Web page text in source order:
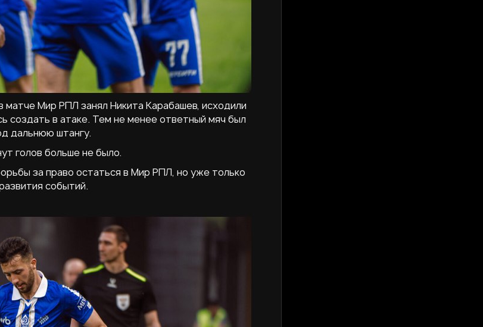
Мир РПЛ занял Никита Карабашев, исходили
создать в атаке. Тем не менее ответный мяч был
дальнюю штангу.
голов больше не было.
за право остаться в Мир РПЛ, но уже только
событий.